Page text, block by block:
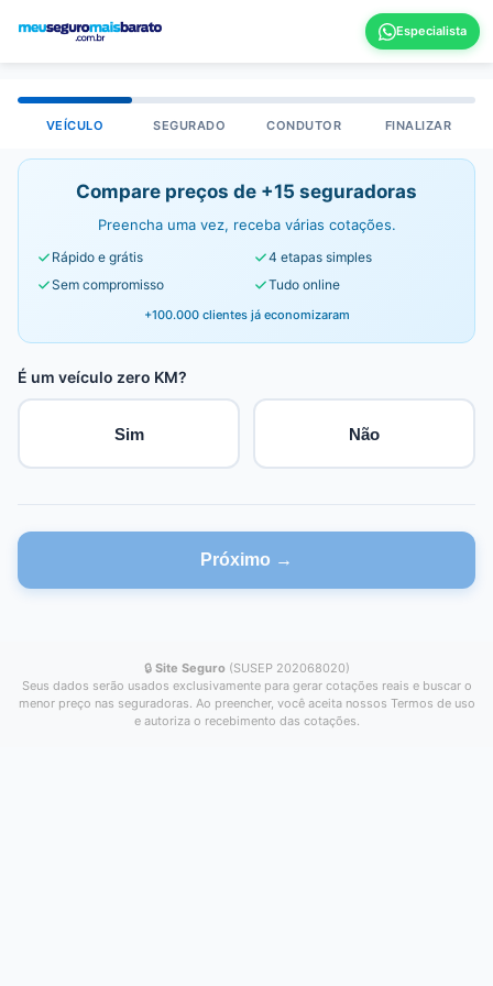
VEÍCULO SEGURADO CONDUTOR FINALIZAR
Compare preços de +15 seguradoras
Preencha uma vez, receba várias cotações.
Rápido e grátis
4 etapas simples
Sem compromisso
Tudo online
+100.000 clientes já economizaram
É um veículo zero KM?
Sim Não
Próximo →
🔒 Site Seguro (SUSEP 202068020)
Seus dados serão usados exclusivamente para gerar cotações reais e buscar o
menor preço nas seguradoras. Ao preencher, você aceita nossos Termos de uso
e autoriza o recebimento das cotações.